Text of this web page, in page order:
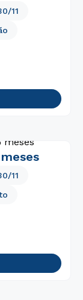
11
11